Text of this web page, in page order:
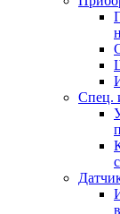
Спец.